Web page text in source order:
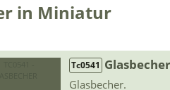
in Miniatur
Tc0541 Glasbecher
Glasbecher.